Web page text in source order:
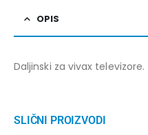
OPIS
Daljinski za vivax televizore.
SLIČNI PROIZVODI